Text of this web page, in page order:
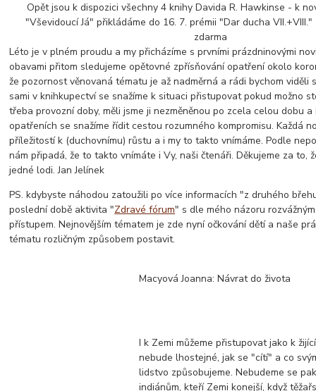
Opět jsou k dispozici všechny 4 knihy Davida R. Hawkinse - k
"Vševidoucí Já" přikládáme do 16. 7. prémii "Dar ducha
zdarma
Léto je v plném proudu a my přicházíme s prvními prázdninovými
obavami přitom sledujeme opětovné zpřísňování opatření okolo
že pozornost věnovaná tématu je až nadměrná a rádi bychom viděli
sami v knihkupectví se snažíme k situaci přistupovat pokud možno
třeba provozní doby, měli jsme ji nezměněnou po zcela celou dobu
opatřeních se snažíme řídit cestou rozumného kompromisu. Každá
příležitostí k (duchovnímu) růstu a i my to takto vnímáme. Podle
nám připadá, že to takto vnímáte i Vy, naši čtenáři. Děkujeme za to,
jedné lodi. Jan Jelínek
PS. kdybyste náhodou zatoužili po více informacích "z druhého
poslední době aktivita "Zdravé fórum" s dle mého názoru
přístupem. Nejnovějším tématem je zde nyní očkování dětí a naše
tématu rozličným způsobem postavit.
Macyová Joanna: Návrat do života
I k Zemi můžeme přistupovat jako k
nebude lhostejné, jak se "cítí" a co
lidstvo způsobujeme. Nebudeme se
indiánům, kteří Zemi konejší, když